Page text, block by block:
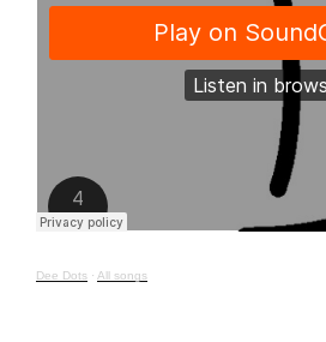
Dee Dots · All songs